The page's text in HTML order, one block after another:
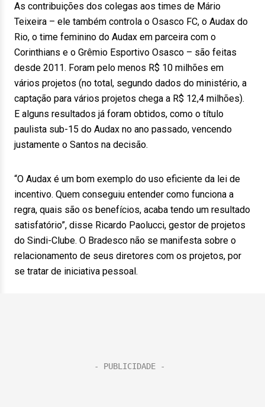
As contribuições dos colegas aos times de Mário
Teixeira – ele também controla o Osasco FC, o Audax do
Rio, o time feminino do Audax em parceira com o
Corinthians e o Grêmio Esportivo Osasco – são feitas
desde 2011. Foram pelo menos R$ 10 milhões em
vários projetos (no total, segundo dados do ministério, a
captação para vários projetos chega a R$ 12,4 milhões).
E alguns resultados já foram obtidos, como o título
paulista sub-15 do Audax no ano passado, vencendo
justamente o Santos na decisão.
“O Audax é um bom exemplo do uso eficiente da lei de
incentivo. Quem conseguiu entender como funciona a
regra, quais são os benefícios, acaba tendo um resultado
satisfatório”, disse Ricardo Paolucci, gestor de projetos
do Sindi-Clube. O Bradesco não se manifesta sobre o
relacionamento de seus diretores com os projetos, por
se tratar de iniciativa pessoal.